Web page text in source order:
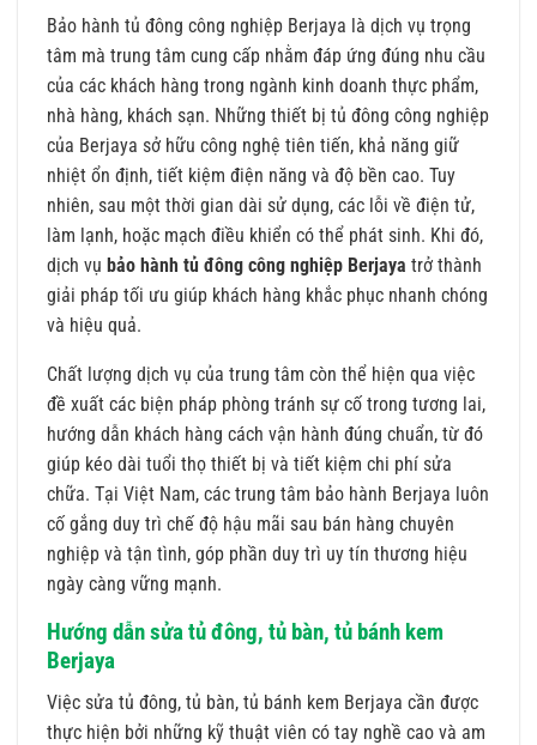
Bảo hành tủ đông công nghiệp Berjaya là dịch vụ trọng
tâm mà trung tâm cung cấp nhằm đáp ứng đúng nhu cầu
của các khách hàng trong ngành kinh doanh thực phẩm,
nhà hàng, khách sạn. Những thiết bị tủ đông công nghiệp
của Berjaya sở hữu công nghệ tiên tiến, khả năng giữ
nhiệt ổn định, tiết kiệm điện năng và độ bền cao. Tuy
nhiên, sau một thời gian dài sử dụng, các lỗi về điện tử,
làm lạnh, hoặc mạch điều khiển có thể phát sinh. Khi đó,
dịch vụ bảo hành tủ đông công nghiệp Berjaya trở thành
giải pháp tối ưu giúp khách hàng khắc phục nhanh chóng
và hiệu quả.
Chất lượng dịch vụ của trung tâm còn thể hiện qua việc
đề xuất các biện pháp phòng tránh sự cố trong tương lai,
hướng dẫn khách hàng cách vận hành đúng chuẩn, từ đó
giúp kéo dài tuổi thọ thiết bị và tiết kiệm chi phí sửa
chữa. Tại Việt Nam, các trung tâm bảo hành Berjaya luôn
cố gắng duy trì chế độ hậu mãi sau bán hàng chuyên
nghiệp và tận tình, góp phần duy trì uy tín thương hiệu
ngày càng vững mạnh.
Hướng dẫn sửa tủ đông, tủ bàn, tủ bánh kem
Berjaya
Việc sửa tủ đông, tủ bàn, tủ bánh kem Berjaya cần được
thực hiện bởi những kỹ thuật viên có tay nghề cao và am